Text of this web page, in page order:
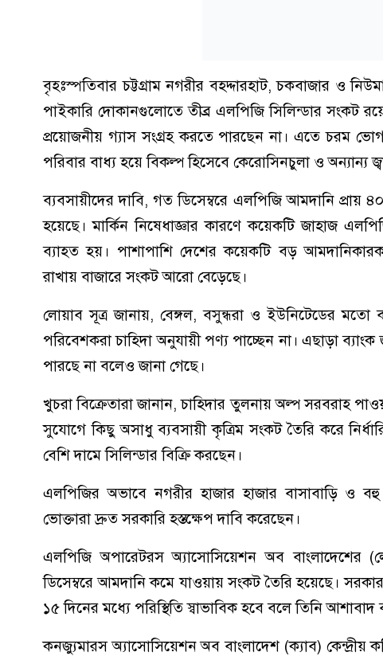
বৃহঃস্পতিবার চট্টগ্রাম নগরীর বহদ্দারহাট, চকবাজার ও
পাইকারি দোকানগুলোতে তীব্র এলপিজি সিলিন্ডার সংকট
প্রয়োজনীয় গ্যাস সংগ্রহ করতে পারছেন না। এতে চরম
পরিবার বাধ্য হয়ে বিকল্প হিসেবে কেরোসিনচুলা ও অন্যান্য
ব্যবসায়ীদের দাবি, গত ডিসেম্বরে এলপিজি আমদানি
হয়েছে। মার্কিন নিষেধাজ্ঞার কারণে কয়েকটি জাহাজ
ব্যাহত হয়। পাশাপাশি দেশের কয়েকটি বড় আমদানিকারক
রাখায় বাজারে সংকট আরো বেড়েছে।
লোয়াব সূত্র জানায়, বেঙ্গল, বসুন্ধরা ও ইউনিটেডের মতো
পরিবেশকরা চাহিদা অনুযায়ী পণ্য পাচ্ছেন না। এছাড়া
পারছে না বলেও জানা গেছে।
খুচরা বিক্রেতারা জানান, চাহিদার তুলনায় অল্প সরবরাহ
সুযোগে কিছু অসাধু ব্যবসায়ী কৃত্রিম সংকট তৈরি করে
বেশি দামে সিলিন্ডার বিক্রি করছেন।
এলপিজির অভাবে নগরীর হাজার হাজার বাসাবাড়ি ও বহু
ভোক্তারা দ্রুত সরকারি হস্তক্ষেপ দাবি করেছেন।
এলপিজি অপারেটরস অ্যাসোসিয়েশন অব
ডিসেম্বরে আমদানি কমে যাওয়ায় সংকট তৈরি হয়েছে।
১৫ দিনের মধ্যে পরিস্থিতি স্বাভাবিক হবে বলে তিনি আশাবাদ
কনজ্যুমারস অ্যাসোসিয়েশন অব বাংলাদেশ (ক্যাব) কেন্দ্রীয়